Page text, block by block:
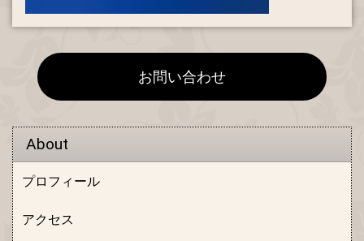
お問い合わせ
About
プロフィール
アクセス